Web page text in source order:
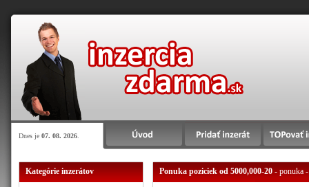
Dnes je 07. 08. 2026
Kategórie inzerátov Ponuka poziciek od 5000,000-20- ponuka